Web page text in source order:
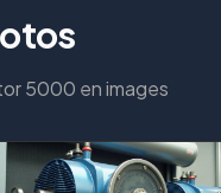
5000 en images